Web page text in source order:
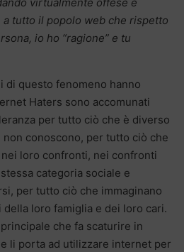
tutto il popolo web che rispetto
io ho “ragione” e tu
di questo fenomeno hanno
Haters sono accomunati
per tutto ciò che è diverso
conoscono, per tutto ciò che
loro confronti, nei confronti
categoria sociale e
per tutto ciò che immaginano
loro famiglia e dei loro cari.
che fa scaturire in
li porta ad utilizzare internet per